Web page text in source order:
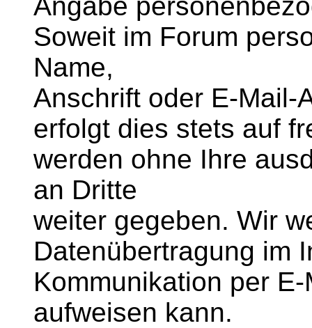
Soweit im Forum
Name,
Anschrift oder E-Mail-
erfolgt dies stets auf
werden ohne Ihre
an Dritte
weiter gegeben. Wir
Datenübertragung im
Kommunikation per
aufweisen kann.